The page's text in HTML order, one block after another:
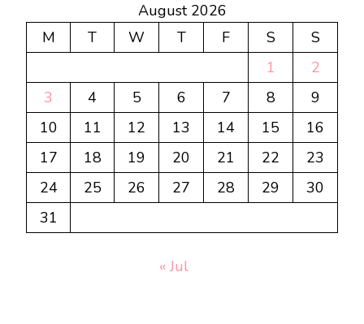
August 2026
M
T W T F S
S
1
2
3
4 5 6 7 8
9
10
11 12 13 14 15
16
17
18 19 20 21 22
23
24
25 26 27 28 29
30
31
« Jul